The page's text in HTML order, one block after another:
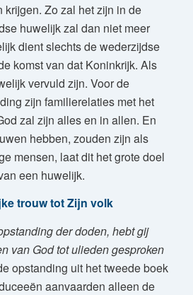
Zo zal het zijn in de
huwelijk zal dan niet meer
dient slechts de wederzijdse
komst van dat Koninkrijk. Als
vervuld zijn. Voor de
zijn familierelaties met het
zal zijn alles en in allen. En
hebben, zouden zijn als
mensen, laat dit het grote doel
een huwelijk.
trouw tot Zijn volk
der doden, hebt gij
van God tot ulieden gesproken
opstanding uit het tweede boek
aanvaarden alleen de